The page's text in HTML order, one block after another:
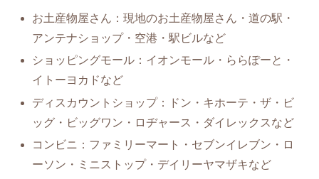
お土産物屋さん：現地のお土産物屋さん・道の駅・
アンテナショップ・空港・駅ビルなど
ショッピングモール：イオンモール・ららぽーと・
イトーヨカドなど
ディスカウントショップ：ドン・キホーテ・ザ・ビ
ッグ・ビッグワン・ロヂャース・ダイレックスなど
コンビニ：ファミリーマート・セブンイレブン・ロ
ーソン・ミニストップ・デイリーヤマザキなど